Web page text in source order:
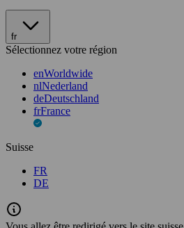
fr
Sélectionnez votre région
enWorldwide
nlNederland
deDeutschland
frFrance
Suisse
FR
DE